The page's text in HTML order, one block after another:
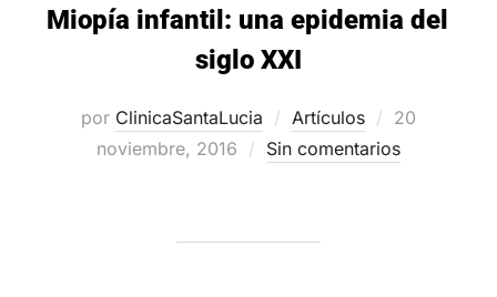
Miopía infantil: una epidemia del
siglo XXI
por ClinicaSantaLucia Artículos
Publicado
el
20
noviembre, 2016
Sin comentarios